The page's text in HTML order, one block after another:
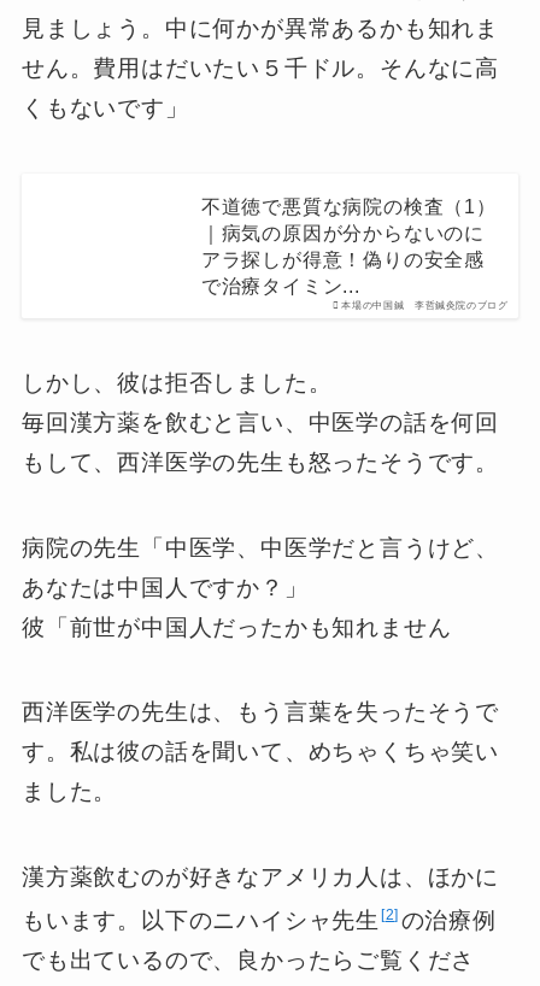
見ましょう。中に何かが異常あるかも知れま
せん。費用はだいたい５千ドル。そんなに高
くもないです」
本場の中国鍼 李哲鍼灸院のブログ
不道徳で悪質な病院の検査（1）
｜病気の原因が分からないのに
アラ探しが得意！偽りの安全感
で治療タイミン...
しかし、彼は拒否しました。
毎回漢方薬を飲むと言い、中医学の話を何回
もして、西洋医学の先生も怒ったそうです。
病院の先生「中医学、中医学だと言うけど、
あなたは中国人ですか？」
彼「前世が中国人だったかも知れません
西洋医学の先生は、もう言葉を失ったそうで
す。私は彼の話を聞いて、めちゃくちゃ笑い
ました。
漢方薬飲むのが好きなアメリカ人は、ほかに
もいます。以下のニハイシャ先生 2 の治療例
でも出ているので、良かったらご覧くださ